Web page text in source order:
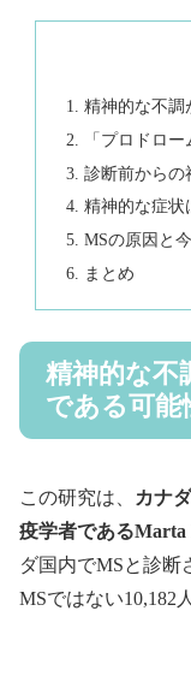
精神的な不調
「プロドロ
診断前からの
精神的な症
MSの原因と
まとめ
精神的な不
である可能
この研究は、
カナ
疫学者であるMarta
ダ国内でMSと診断
MSではない10,182